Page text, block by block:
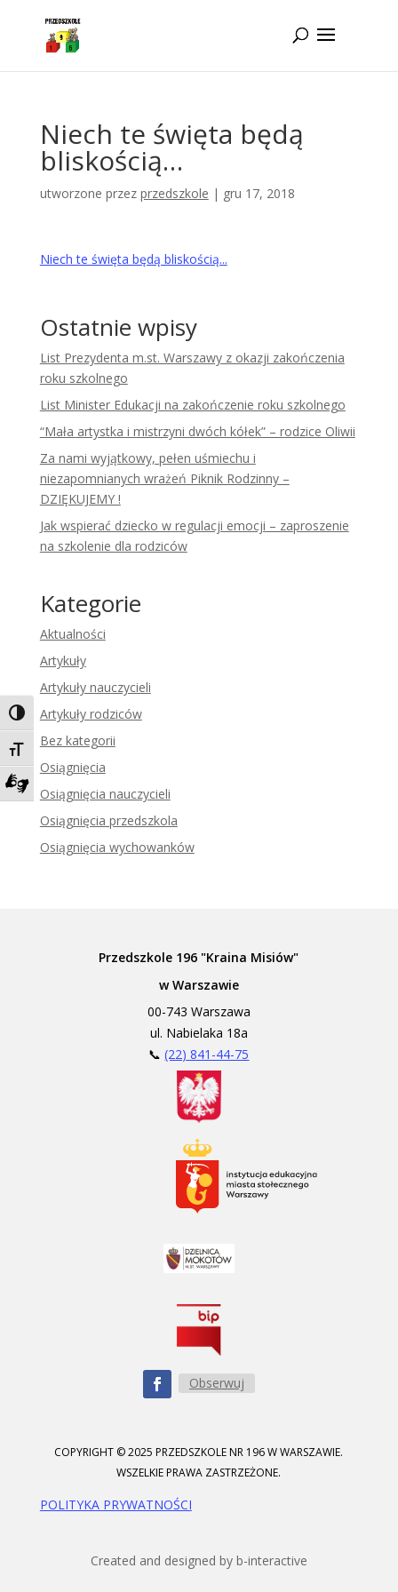
Toggle High Contrast
Toggle Font size
Zadzwoń do tłumacza języka migowego
Niech te święta będą
bliskością…
utworzone przez przedszkole | gru 17, 2018
Niech te święta będą bliskością...
Ostatnie wpisy
List Prezydenta m.st. Warszawy z okazji zakończenia
roku szkolnego
List Minister Edukacji na zakończenie roku szkolnego
“Mała artystka i mistrzyni dwóch kółek” – rodzice Oliwii
Za nami wyjątkowy, pełen uśmiechu i
niezapomnianych wrażeń Piknik Rodzinny –
DZIĘKUJEMY !
Jak wspierać dziecko w regulacji emocji – zaproszenie
na szkolenie dla rodziców
Kategorie
Aktualności
Artykuły
Artykuły nauczycieli
Artykuły rodziców
Bez kategorii
Osiągnięcia
Osiągnięcia nauczycieli
Osiągnięcia przedszkola
Osiągnięcia wychowanków
Przedszkole 196 "Kraina Misiów"
w Warszawie
00-743 Warszawa
ul. Nabielaka 18a
📞(22) 841-44-75
Obserwuj
COPYRIGHT © 2025 PRZEDSZKOLE NR 196 W WARSZAWIE.
WSZELKIE PRAWA ZASTRZEŻONE.
POLITYKA PRYWATNOŚCI
Created and designed by b-interactive